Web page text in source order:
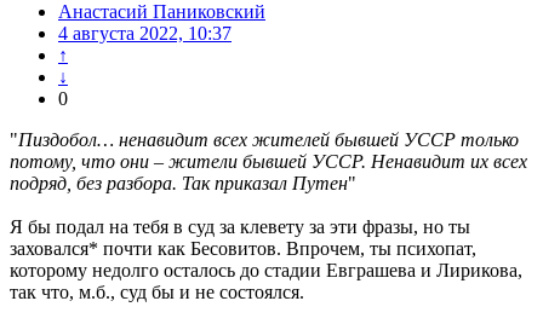
Анастасий Паниковский
4 августа 2022, 10:37
↑
↓
0
"Пиздобол… ненавидит всех жителей бывшей УССР только
потому, что они – жители бывшей УССР. Ненавидит их всех
подряд, без разбора. Так приказал Путен"
Я бы подал на тебя в суд за клевету за эти фразы, но ты
заховался* почти как Бесовитов. Впрочем, ты психопат,
которому недолго осталось до стадии Евграшева и Лирикова,
так что, м.б., суд бы и не состоялся.